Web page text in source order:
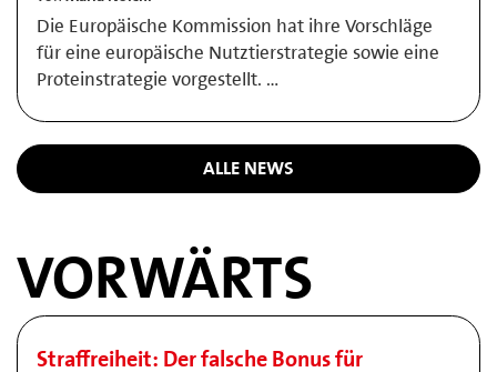
Die Europäische Kommission hat ihre Vorschläge
für eine europäische Nutztierstrategie sowie eine
Proteinstrategie vorgestellt. …
ALLE NEWS
VORWÄRTS
Straffreiheit: Der falsche Bonus für